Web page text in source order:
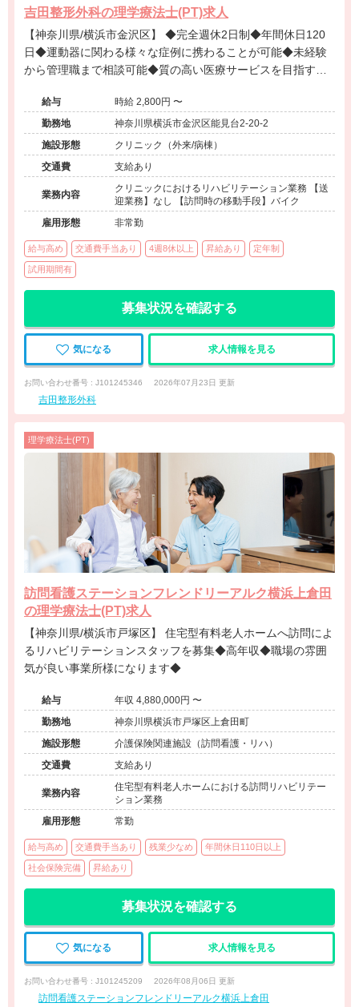
吉田整形外科の理学療法士(PT)求人
【神奈川県/横浜市金沢区】 ◆完全週休2日制◆年間休日120
日◆運動器に関わる様々な症例に携わることが可能◆未経験
から管理職まで相談可能◆質の高い医療サービスを目指す法
給与
時給 2,800円 〜
勤務地
神奈川県横浜市金沢区能見台2-20-2
施設形態
クリニック（外来/病棟）
交通費
支給あり
業務内容
クリニックにおけるリハビリテーション業務 【送
迎業務】なし 【訪問時の移動手段】バイク
雇用形態
非常勤
給与高め 交通費手当あり 4週8休以上 昇給あり 定年制
試用期間有
募集状況を確認する
気になる 求人情報を見る
お問い合わせ番号 : J101245346 2026年07月23日 更新
吉田整形外科
理学療法士(PT)
訪問看護ステーションフレンドリーアルク横浜上倉田
の理学療法士(PT)求人
【神奈川県/横浜市戸塚区】 住宅型有料老人ホームへ訪問によ
るリハビリテーションスタッフを募集◆高年収◆職場の雰囲
気が良い事業所様になります◆
給与
年収 4,880,000円 〜
勤務地
神奈川県横浜市戸塚区上倉田町
施設形態
介護保険関連施設（訪問看護・リハ）
交通費
支給あり
業務内容
住宅型有料老人ホームにおける訪問リハビリテー
ション業務
雇用形態
常勤
給与高め 交通費手当あり 残業少なめ 年間休日110日以上
社会保険完備 昇給あり
募集状況を確認する
気になる 求人情報を見る
お問い合わせ番号 : J101245209 2026年08月06日 更新
訪問看護ステーションフレンドリーアルク横浜上倉田